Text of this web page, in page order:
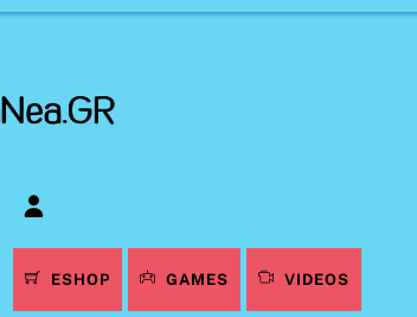
Αναζήτηση
ESHOP GAMES VIDEOS